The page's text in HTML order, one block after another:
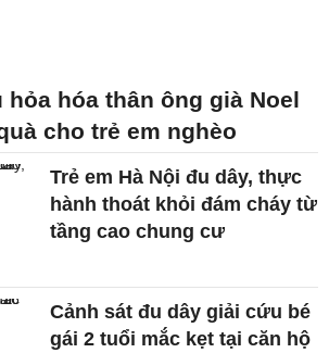
hóa thân ông già Noel
cho trẻ em nghèo
Trẻ em Hà Nội đu dây, thực
hành thoát khỏi đám cháy từ
tầng cao chung cư
Cảnh sát đu dây giải cứu bé
gái 2 tuổi mắc kẹt tại căn hộ